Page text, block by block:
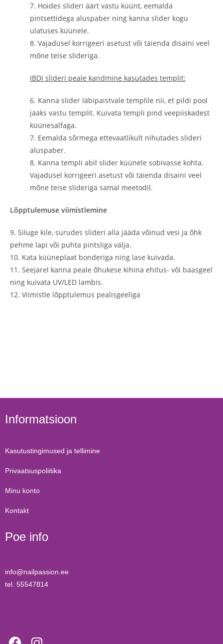
7. Hoides slideri äärt vastu küünt, eemalda
pintsettidega aluspaber ning kanna slider kogu
ulatuses küünele.
8. Vajadusel korrigeeri asetust või täienda disaini veel
mõne teise slideriga.
IBDI slideri peale kandmine kasutades templit:
6. Kanna slider läbipaistvale templile nii, et pildi pool
jääks vastu templit. Kuivata templi pind veepiiskadest
küünesalfaga.
7. Eemalda sõrmega ettevaatlikult nihutades slideri
aluspaber.
8. Kanna templi abil slider küünele sobivasse kohta.
Vajadusel korrigeeri asetust või täienda disaini veel
mõne teise slideriga samal meetodil.
Lõpptulemuse viimistlemine
9. Siluge kile, surudes slideri alla jääda võinud vesi ja õhk
pehme lapi või puhta pintsliga välja.
10. Kata küüneplaat bonderiga ning lase kuivada.
11. Seejärel kanna peale õhukese kihina ehitus- või baasgeel
ning kuivata UV/LED lambis.
12. Viimistle lõpptulemus pealisgeeliga
Informatsioon
Kasutustingimused ja tellimine
Privaatsuspoliitika
Minu konto
Kontakt
Poe info
info@nailpassion.ee
tel. 55547814